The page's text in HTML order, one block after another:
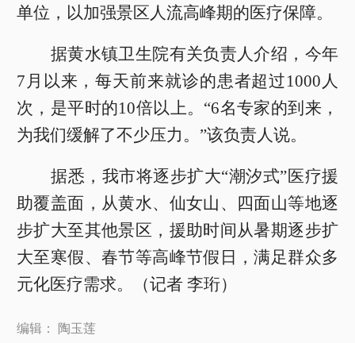
单位，以加强景区人流高峰期的医疗保障。
据黄水镇卫生院有关负责人介绍，今年
7月以来，每天前来就诊的患者超过1000人
次，是平时的10倍以上。“6名专家的到来，
为我们缓解了不少压力。”该负责人说。
据悉，我市将逐步扩大“潮汐式”医疗援
助覆盖面，从黄水、仙女山、四面山等地逐
步扩大至其他景区，援助时间从暑期逐步扩
大至寒假、春节等高峰节假日，满足群众多
元化医疗需求。（记者 李珩）
编辑： 陶玉莲